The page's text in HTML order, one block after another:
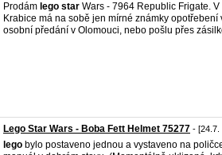
Prodám lego star Wars - 7964 Republic Frigate.
Krabice má na sobě jen mírné známky
osobní předání v Olomouci, nebo pošlu přes
Lego Star Wars - Boba Fett Helmet 75277 - [24.7.
lego bylo postaveno jednou a vystaveno na